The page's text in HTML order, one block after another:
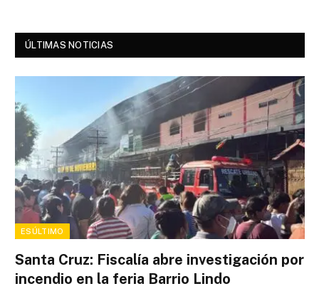
ÚLTIMAS NOTICIAS
ESÚLTIMO
Santa Cruz: Fiscalía abre investigación por
incendio en la feria Barrio Lindo